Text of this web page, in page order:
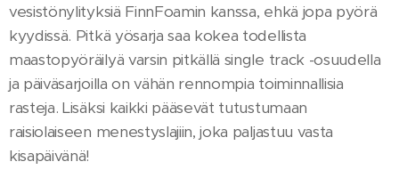
vesistönylityksiä FinnFoamin kanssa, ehkä jopa pyörä
kyydissä. Pitkä yösarja saa kokea todellista
maastopyöräilyä varsin pitkällä single track -osuudella
ja päiväsarjoilla on vähän rennompia toiminnallisia
rasteja. Lisäksi kaikki pääsevät tutustumaan
raisiolaiseen menestyslajiin, joka paljastuu vasta
kisapäivänä!